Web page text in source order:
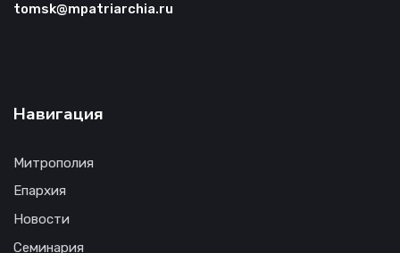
tomsk@mpatriarchia.ru
Навигация
Митрополия
Епархия
Новости
Семинария